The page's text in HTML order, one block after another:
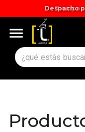
Despacho
Tiempos